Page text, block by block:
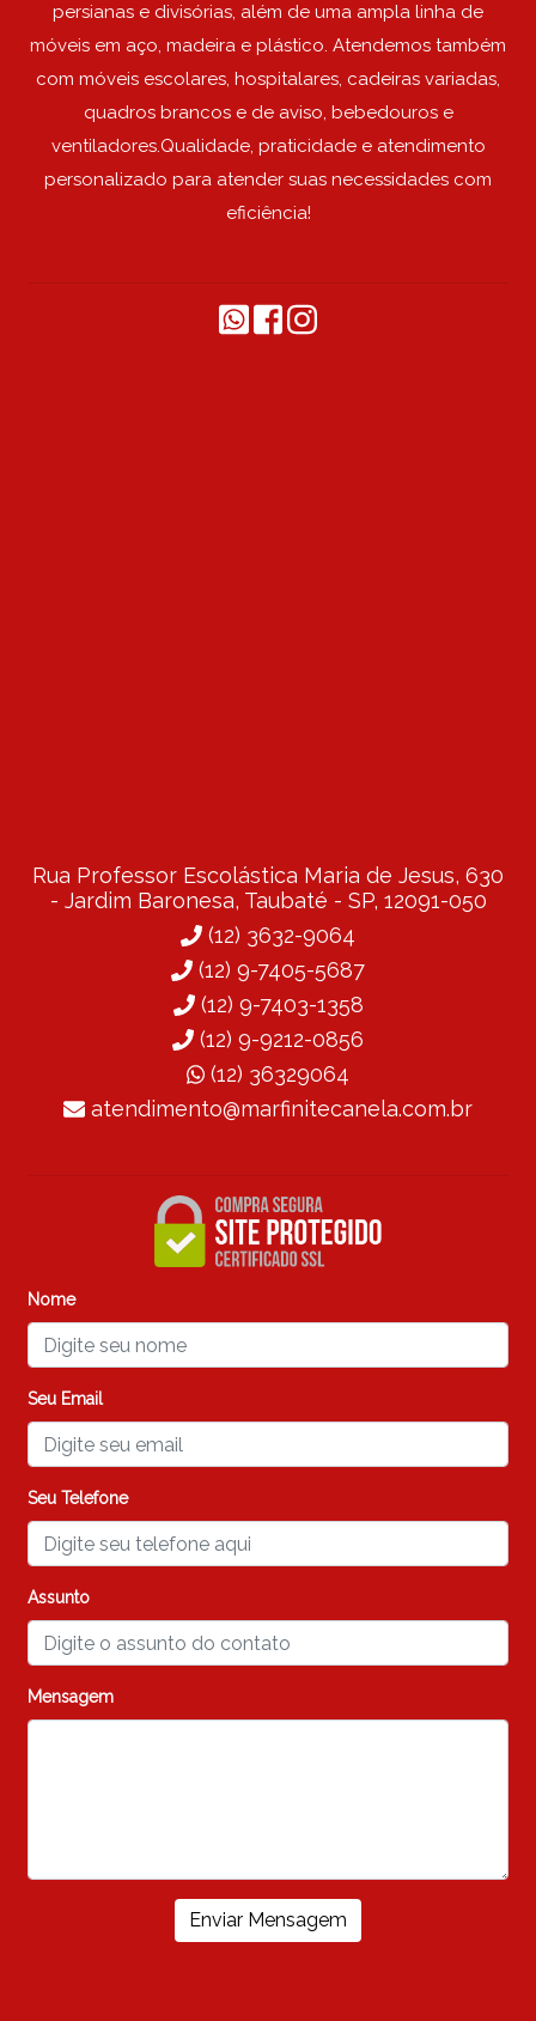
persianas e divisórias, além de uma ampla linha de
móveis em aço, madeira e plástico. Atendemos também
com móveis escolares, hospitalares, cadeiras variadas,
quadros brancos e de aviso, bebedouros e
ventiladores.Qualidade, praticidade e atendimento
personalizado para atender suas necessidades com
eficiência!
Rua Professor Escolástica Maria de Jesus, 630
- Jardim Baronesa, Taubaté - SP, 12091-050
(12) 3632-9064
(12) 9-7405-5687
(12) 9-7403-1358
(12) 9-9212-0856
(12) 36329064
atendimento@marfinitecanela.com.br
Nome
Seu Email
Seu Telefone
Assunto
Mensagem
Enviar Mensagem